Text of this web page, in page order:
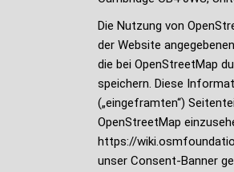
Die Nutzung von
der Website
die bei OpenStreetMap
speichern. Diese
(„eingeframten“)
OpenStreetMap
https://
unser Consent-Banner